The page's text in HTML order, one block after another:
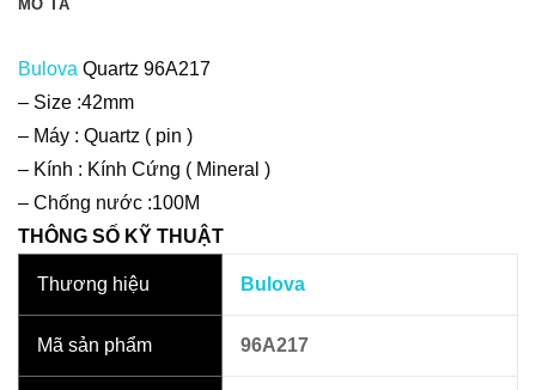
MÔ TẢ
Bulova Quartz 96A217
– Size :42mm
– Máy : Quartz ( pin )
– Kính : Kính Cứng ( Mineral )
– Chống nước :100M
THÔNG SỐ KỸ THUẬT
Thương hiệu Bulova
Mã sản phẩm 96A217